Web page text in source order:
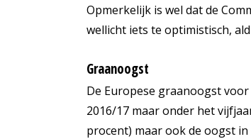
Opmerkelijk is wel dat de
wellicht iets te optimistisch,
Graanoogst
De Europese graanoogst
2016/17 maar onder het
procent) maar ook de oogst